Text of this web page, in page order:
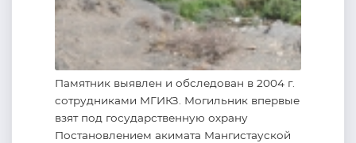
Памятник выявлен и обследован в 2004 г.
сотрудниками МГИКЗ. Могильник впервые
взят под государственную охрану
Постановлением акимата Мангистауской